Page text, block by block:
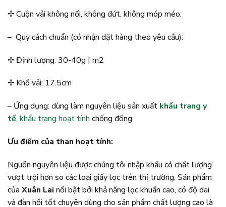
✢ Cuộn vải không nối, không đứt, không móp méo.
– Quy cách chuẩn (có nhận đặt hàng theo yêu cầu):
✢ Định lượng: 30-40g | m2
✢ Khổ vải: 17.5cm
– Ứng dụng: dùng làm nguyên liệu sản xuất khẩu trang y
tế, khẩu trang hoạt tính chống đống
Ưu điểm của than hoạt tính:
Nguồn nguyên liệu được chúng tôi nhập khẩu có chất lượng
vượt trội hơn so các loại giấy lọc trên thị trường. Sản phẩm
của Xuân Lai nổi bật bởi khả năng lọc khuẩn cao, có độ dai
và đàn hồi tốt chuyên dùng cho sản phẩm chất lượng cao là